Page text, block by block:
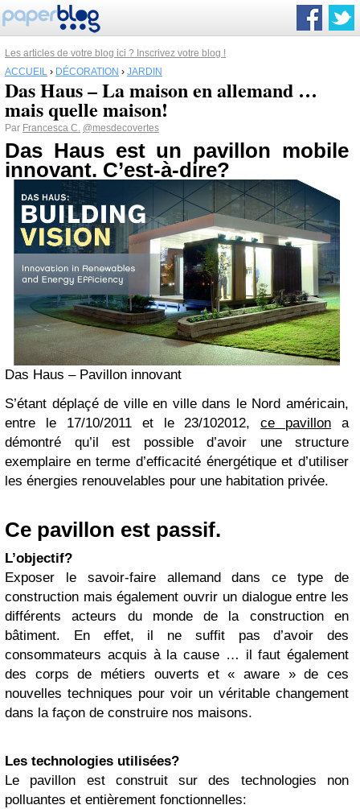
Les articles de votre blog ici ? Inscrivez votre blog !
ACCUEIL › DÉCORATION › JARDIN
Das Haus – La maison en allemand …
mais quelle maison!
Par Francesca C. @mesdecovertes
Das Haus est un pavillon mobile
innovant. C’est-à-dire?
Das Haus – Pavillon innovant
S’étant déplaçé de ville en ville dans le Nord américain,
entre le 17/10/2011 et le 23/102012,ce pavillon a
démontré qu’il est possible d’avoir une structure
exemplaire en terme d’efficacité énergétique et d’utiliser
les énergies renouvelables pour une habitation privée.
Ce pavillon est passif.
L’objectif?
Exposer le savoir-faire allemand dans ce type de
construction mais également ouvrir un dialogue entre les
différents acteurs du monde de la construction en
bâtiment. En effet, il ne suffit pas d’avoir des
consommateurs acquis à la cause … il faut également
des corps de métiers ouverts et « aware » de ces
nouvelles techniques pour voir un véritable changement
dans la façon de construire nos maisons.
Les technologies utilisées?
Le pavillon est construit sur des technologies non
polluantes et entièrement fonctionnelles: